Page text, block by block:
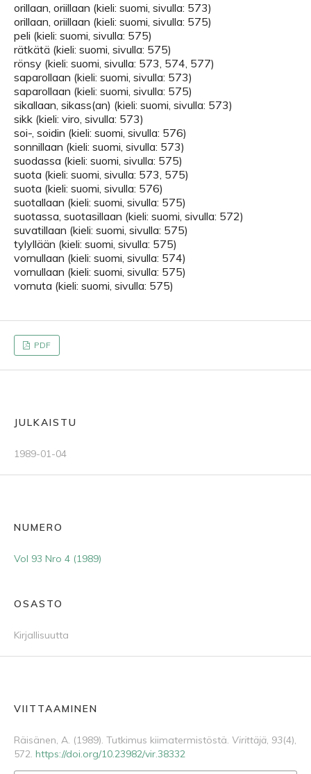
orillaan, oriillaan (kieli: suomi, sivulla: 573)
orillaan, oriillaan (kieli: suomi, sivulla: 575)
peli (kieli: suomi, sivulla: 575)
rätkätä (kieli: suomi, sivulla: 575)
rönsy (kieli: suomi, sivulla: 573, 574, 577)
saparollaan (kieli: suomi, sivulla: 573)
saparollaan (kieli: suomi, sivulla: 575)
sikallaan, sikass(an) (kieli: suomi, sivulla: 573)
sikk (kieli: viro, sivulla: 573)
soi-, soidin (kieli: suomi, sivulla: 576)
sonnillaan (kieli: suomi, sivulla: 573)
suodassa (kieli: suomi, sivulla: 575)
suota (kieli: suomi, sivulla: 573, 575)
suota (kieli: suomi, sivulla: 576)
suotallaan (kieli: suomi, sivulla: 575)
suotassa, suotasillaan (kieli: suomi, sivulla: 572)
suvatillaan (kieli: suomi, sivulla: 575)
tylyllään (kieli: suomi, sivulla: 575)
vornullaan (kieli: suomi, sivulla: 574)
vornullaan (kieli: suomi, sivulla: 575)
vornuta (kieli: suomi, sivulla: 575)
PDF
JULKAISTU
1989-01-04
NUMERO
Vol 93 Nro 4 (1989)
OSASTO
Kirjallisuutta
VIITTAAMINEN
Räisänen, A. (1989). Tutkimus kiimatermistöstä. Virittäjä, 93(4),
572. https://doi.org/10.23982/vir.38332